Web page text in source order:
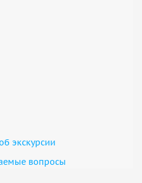
экскурсии
вопросы